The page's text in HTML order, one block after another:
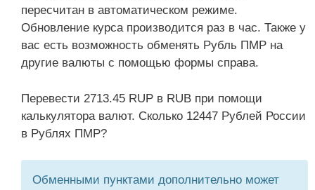
пересчитан в автоматическом режиме.
Обновление курса производится раз в час. Также у
вас есть возможность обменять Рубль ПМР на
другие валюты с помощью формы справа.
Перевести 2713.45 RUP в RUB при помощи
калькулятора валют. Сколько 12447 Рублей России
в Рублях ПМР?
Обменными пунктами дополнительно может